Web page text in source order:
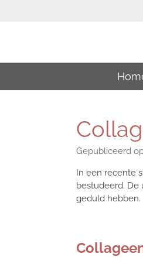
hoofdinhoud
Gepubliceerd
In een recente
bestudeerd.
geduld hebben.